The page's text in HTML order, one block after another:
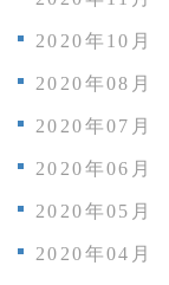
2020年10月
2020年08月
2020年07月
2020年06月
2020年05月
2020年04月